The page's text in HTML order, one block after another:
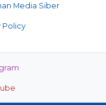
Media Siber
Policy